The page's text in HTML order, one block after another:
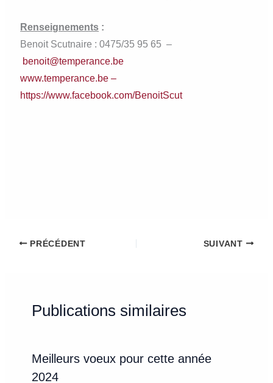
Renseignements :
Benoit Scutnaire : 0475/35 95 65 –
benoit@temperance.be
www.temperance.be –
https://www.facebook.com/BenoitScut
PRÉCÉDENT SUIVANT
Publications similaires
Meilleurs voeux pour cette année
2024